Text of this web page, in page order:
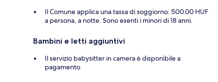
Il Comune applica una tassa di soggiorno: 500.00 HUF
a persona, a notte. Sono esenti i minori di 18 anni.
Bambini e letti aggiuntivi
Il servizio babysitter in camera è disponibile a
pagamento